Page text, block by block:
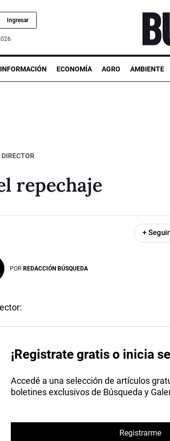
Ingresar
INFORMACIÓN ECONOMÍA AGRO AMBIENTE
repechaje
+
POR REDACCIÓN BÚSQUEDA
¡Registrate gratis o inicia
Accedé a una selección de artículos
boletines exclusivos de Búsqueda y
Registrarme